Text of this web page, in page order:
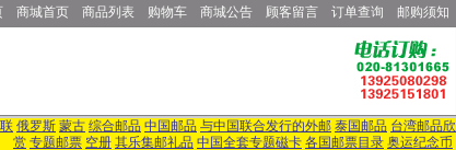
商城首页 商品列表 购物车 商城公告 顾客留言 订单查询 邮购须知
俄罗斯 蒙古 综合邮品 中国邮品 与中国联合发行的外邮 泰国邮品 台湾邮品欣
赏 专题邮票 空册 其乐集邮礼品 中国全套专题磁卡 各国邮票目录 奥运纪念币